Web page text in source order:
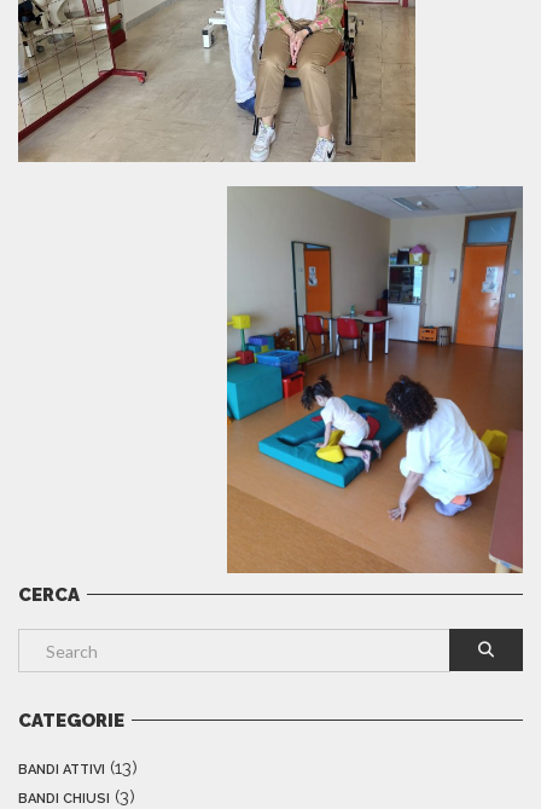
CERCA
CATEGORIE
BANDI ATTIVI (13)
BANDI CHIUSI (3)